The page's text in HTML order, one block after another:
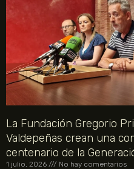
La Fundación Gregorio
Valdepeñas crean una
centenario de la
1 julio, 2026 No hay comentarios